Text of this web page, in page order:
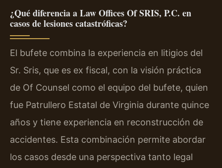
¿Qué diferencia a Law Offices Of SRIS, P.C. en
casos de lesiones catastróficas?
El bufete combina la experiencia en litigios del
Sr. Sris, que es ex fiscal, con la visión práctica
de Of Counsel como el equipo del bufete, quien
fue Patrullero Estatal de Virginia durante quince
años y tiene experiencia en reconstrucción de
accidentes. Esta combinación permite abordar
los casos desde una perspectiva tanto legal